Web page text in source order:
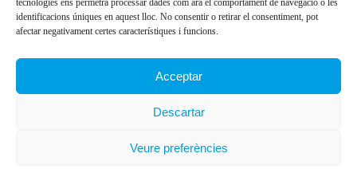
tecnologies ens permetrà processar dades com ara el comportament de navegació o les
identificacions úniques en aquest lloc. No consentir o retirar el consentiment, pot
afectar negativament certes característiques i funcions.
Acceptar
Descartar
Veure preferències
Presidència